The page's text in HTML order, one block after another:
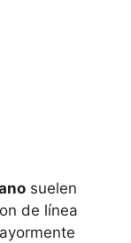
suelen
de línea